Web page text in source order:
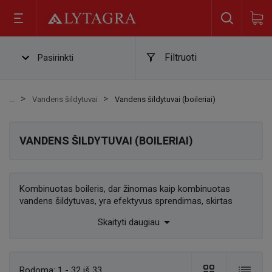
Pasirinkti Filtruoti
Vandens šildytuvai Vandens šildytuvai (boileriai)
VANDENS ŠILDYTUVAI (BOILERIAI)
Kombinuotas boileris, dar žinomas kaip kombinuotas
vandens šildytuvas, yra efektyvus sprendimas, skirtas
patalpose. Šie prietaisai jungia dvi šildymo sistemas –
Skaityti daugiau 